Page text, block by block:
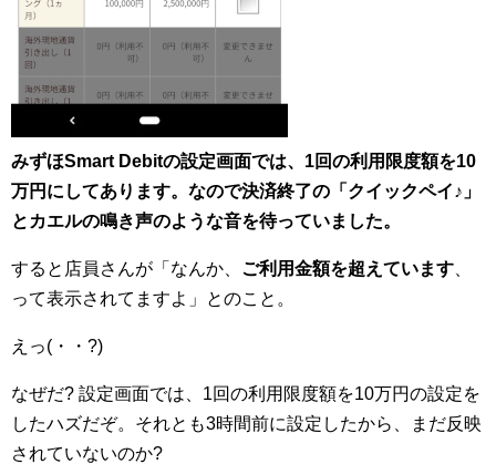
みずほSmart Debitの設定画面では、1回の利用限度額を10
万円にしてあります。なので決済終了の「クイックペイ♪」
とカエルの鳴き声のような音を待っていました。
すると店員さんが「なんか、 ご利用金額を超えています
って表示されてますよ」とのこと。
えっ(・・?)
なぜだ? 設定画面では、1回の利用限度額を10万円の設定を
したハズだぞ。それとも3時間前に設定したから、まだ反映
されていないのか?